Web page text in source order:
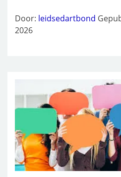
Door: leidsedartbond
2026